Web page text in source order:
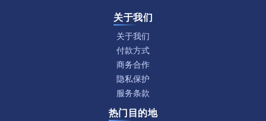
关于我们
关于我们
付款方式
商务合作
隐私保护
服务条款
热门目的地